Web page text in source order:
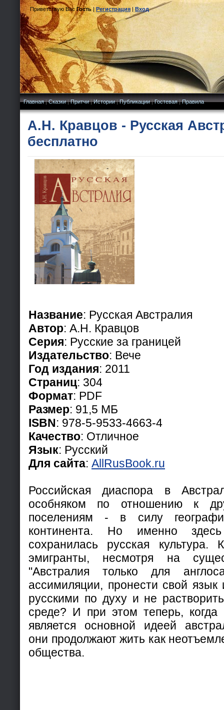
Приветствую Вас Гость|Регистрация|Вход
Главная|Сказки|Притчи|Истории|Публикации|Гостевая|Правила
А.Н. Кравцов - Русская
бесплатно
Название: Русская Австралия
Автор: А.Н. Кравцов
Серия: Русские за границей
Издательство: Вече
Год издания: 2011
Страниц: 304
Формат: PDF
Размер: 91,5 МБ
ISBN: 978-5-9533-4663-4
Качество: Отличное
Язык: Русский
Для сайта: AllRusBook.ru
Российская диаспора в
особняком по отношению к
поселениям - в силу
континента. Но именно
сохранилась русская культура.
эмигранты, несмотря на
"Австралия только для
ассимиляции, пронести свой язык
русскими по духу и не
среде? И при этом теперь, когда
является основной идеей
они продолжают жить как
общества.